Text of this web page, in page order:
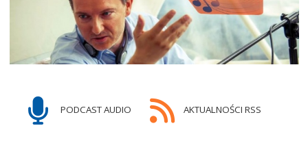
PODCAST AUDIO AKTUALNOŚCI RSS